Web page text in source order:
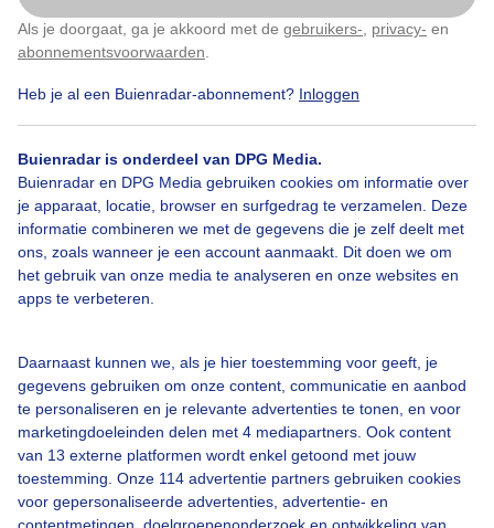
Als je doorgaat, ga je akkoord met de gebruikers- privacy- en
abonnementsvoorwaarden
Heb je al een Buienradar-abonnement? Inloggen
Buienradar is onderdeel van DPG Media.
Buienradar en DPG Media gebruiken cookies om informatie over
je apparaat, locatie, browser en surfgedrag te verzamelen. Deze
informatie combineren we met de gegevens die je zelf deelt met
ons, zoals wanneer je een account aanmaakt. Dit doen we om
het gebruik van onze media te analyseren en onze websites en
apps te verbeteren.
Daarnaast kunnen we, als je hier toestemming voor geeft, je
gegevens gebruiken om onze content, communicatie en aanbod
te personaliseren en je relevante advertenties te tonen, en voor
marketingdoeleinden delen met 4 mediapartners. Ook content
van 13 externe platformen wordt enkel getoond met jouw
toestemming. Onze 114 advertentie partners gebruiken cookies
voor gepersonaliseerde advertenties, advertentie- en
Door: Diana Huntjens Gemaakt: 16-05-2026, 193x bekeken
3
Bekijk slideshow
Een moment geduld aub...
Klik hierom dit aan te passen